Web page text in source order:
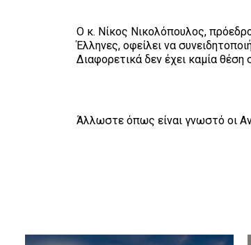
Ο κ. Νίκος Νικολόπουλος,
Έλληνες, οφείλει να
Διαφορετικά δεν έχει καμία
Άλλωστε όπως είναι γνωστό οι